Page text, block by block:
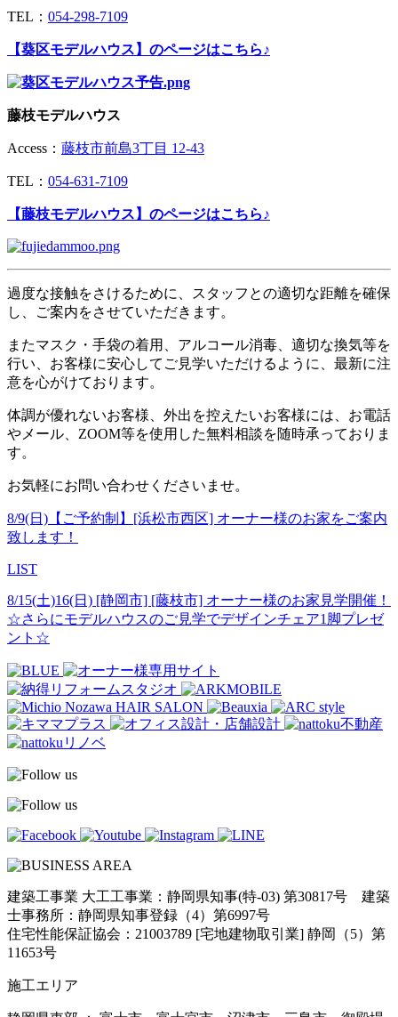
TEL： 054-298-7109
【葵区モデルハウス】のページはこちら♪
藤枝モデルハウス
Access： 藤枝市前島3丁目 12-43
TEL： 054-631-7109
【藤枝モデルハウス】のページはこちら♪
過度な接触をさけるために、スタッフとの適切な距離を確保
し、ご案内をさせていただきます。
またマスク・手袋の着用、アルコール消毒、適切な換気等を
行い、お客様に安心してご見学いただけるように、最新に注
意を心がけております。
体調が優れないお客様、外出を控えたいお客様には、お電話
やメール、ZOOM等を使用した無料相談を随時承っておりま
す。
お気軽にお問い合わせくださいませ。
8/9(日)【ご予約制】[浜松市西区] オーナー様のお家をご案内
致します！
LIST
8/15(土)16(日) [静岡市] [藤枝市] オーナー様のお家見学開催！
☆さらにモデルハウスのご見学でデザインチェア1脚プレゼ
ント☆
建築工事業 大工工事業：静岡県知事(特-03) 第30817号 建築
士事務所：静岡県知事登録（4）第6997号
住宅性能保証協会：21003789 [宅地建物取引業] 静岡（5）第
11653号
施工エリア